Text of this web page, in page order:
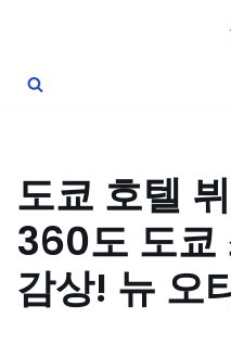
텐
건
너
뛰
기
도쿄 호텔
360도 도쿄
감상! 뉴 오